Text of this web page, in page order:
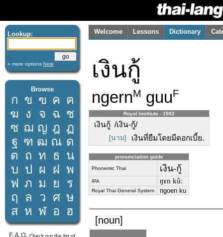
Lookup:
» more options here
Browse
ก ข ฃ ค ฅ
ฆ ง จ ฉ ช
ซ ฌ ญ ฎ ฏ
ฐ ฑ ฒ ณ ด
ต ถ ท ธ น
บ ป ผ ฝ พ
ฟ ภ ม ย
ร
ฤ
ล ว ศ ษ
ส ห ฬ อ ฮ
F.A.Q. Check out the list of
Welcome Lessons Dictionary
เงินกู้
ngernM guuF
Royal Institute - 1982
เงินกู้ /เงิน-กู้/
[นาม] เงินที่ยืมโดยมีดอกเบี้ย.
pronunciation guide
Phonemic Thai เงิน-กู้
IPA ŋɤn kûː
Royal Thai General System ngoen ku
[noun]